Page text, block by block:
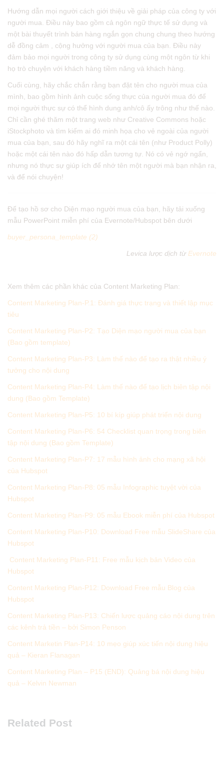
Hướng dẫn mọi người cách giới thiệu về giải pháp của công ty với
người mua. Điều này bao gồm cả ngôn ngữ thực tế sử dụng và
một bài thuyết trình bán hàng ngắn gọn chung chung theo hướng
dễ đồng cảm , cộng hưởng với người mua của bạn. Điều này
đảm bảo mọi người trong công ty sử dụng cùng một ngôn từ khi
họ trò chuyện với khách hàng tiềm năng và khách hàng.
Cuối cùng, hãy chắc chắn rằng bạn đặt tên cho người mua của
mình, bao gồm hình ảnh cuộc sống thực của người mua đó để
mọi người thực sự có thể hình dung anh/cô ấy trông như thế nào.
Chỉ cần ghé thăm một trang web như Creative Commons hoặc
iStockphoto và tìm kiếm ai đó minh họa cho vẻ ngoài của người
mua của bạn, sau đó hãy nghĩ ra một cái tên (như Product Polly)
hoặc một cái tên nào đó hấp dẫn tương tự. Nó có vẻ ngớ ngẩn,
nhưng nó thực sự giúp ích để nhớ tên một người mà bạn nhận ra,
và để nói chuyện!
Để tạo hồ sơ cho Diện mạo người mua của bạn, hãy tải xuống
mẫu PowerPoint miễn phí của Evernote/Hubspot bên dưới
buyer_persona_template (2)
Levica lược dịch từ Evernote
Xem thêm các phần khác của Content Marketing Plan:
Content Marketing Plan-P.1: Đánh giá thực trạng và thiết lập mục
tiêu
Content Marketing Plan-P2: Tạo Diện mạo người mua của bạn
(Bao gồm template)
Content Marketing Plan-P3: Làm thế nào để tạo ra thật nhiều ý
tưởng cho nội dung
Content Marketing Plan-P4: Làm thế nào để tạo lịch biên tập nội
dung (Bao gồm Template)
Content Marketing Plan-P5: 10 bí kíp giúp phát triển nội dung
Content Marketing Plan-P6: 54 Checklist quan trọng trong biên
tập nội dung (Bao gồm Template)
Content Marketing Plan-P7: 17 mẫu hình ảnh cho mạng xã hội
của Hubspot
Content Marketing Plan-P8: 05 mẫu Infographic tuyệt vời của
Hubspot
Content Marketing Plan-P9: 05 mẫu Ebook miễn phí của Hubspot
Content Marketing Plan-P10: Download Free mẫu SlideShare của
Hubspot
Content Marketing Plan-P11: Free mẫu kịch bản Video của
Hubspot
Content Marketing Plan-P12: Download Free mẫu Blog của
Hubspot
Content Marketing Plan-P13: Chiến lược quảng cáo nội dung trên
các kênh trả tiền – bởi Simon Penson
Content Marketin Plan-P14: 10 mẹo giúp xúc tiến nội dung hiệu
quả – Kieran Flanagan
Content Marketing Plan – P15 (END): Quảng bá nội dung hiệu
quả – Kelvin Newman
Related Post